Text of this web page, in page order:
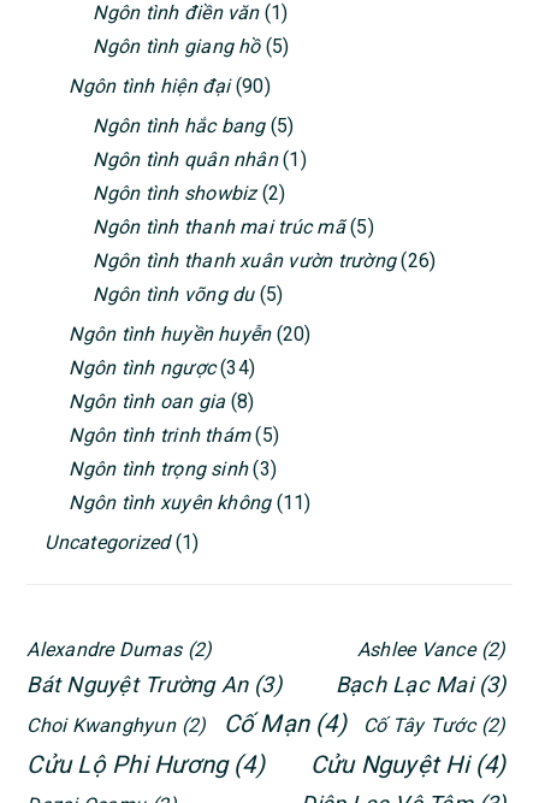
Ngôn tình điền văn(1)
Ngôn tình giang hồ(5)
Ngôn tình hiện đại(90)
Ngôn tình hắc bang(5)
Ngôn tình quân nhân(1)
Ngôn tình showbiz(2)
Ngôn tình thanh mai trúc mã(5)
Ngôn tình thanh xuân vườn trường(26)
Ngôn tình võng du(5)
Ngôn tình huyền huyễn(20)
Ngôn tình ngược(34)
Ngôn tình oan gia (8)
Ngôn tình trinh thám(5)
Ngôn tình trọng sinh(3)
Ngôn tình xuyên không(11)
Uncategorized(1)
Alexandre Dumas (2) Ashlee Vance (2)
Bát Nguyệt Trường An (3) Bạch Lạc Mai (3)
Choi Kwanghyun (2) Cố Mạn (4) Cố Tây Tước (2)
Cửu Lộ Phi Hương (4) Cửu Nguyệt Hi (4)